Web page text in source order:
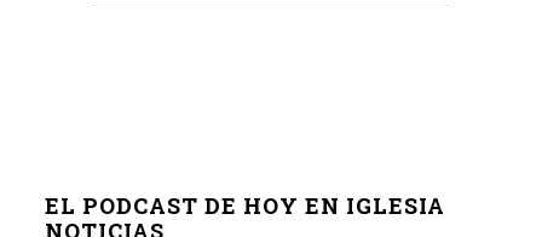
EL PODCAST DE HOY EN IGLESIA
NOTICIAS